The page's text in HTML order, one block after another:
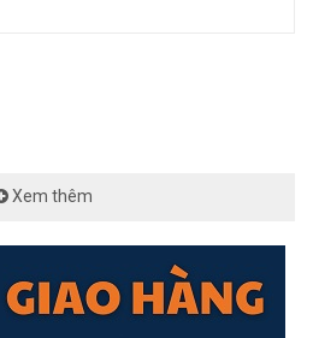
Xem thêm